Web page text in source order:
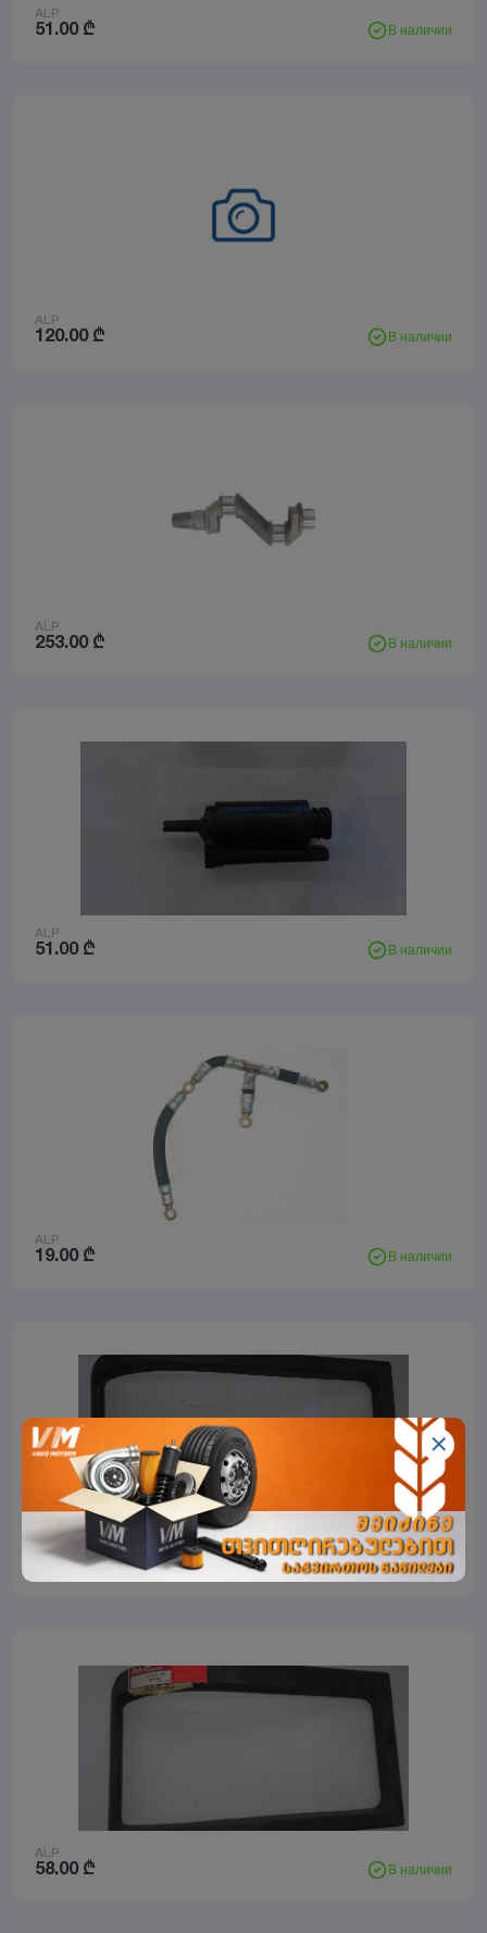
ALP
В наличии
51.00 ₾
ALP
В наличии
120.00 ₾
ALP
В наличии
253.00 ₾
ALP
В наличии
51.00 ₾
ALP
В наличии
19.00 ₾
ALP
В наличии
58.00 ₾
ALP
В наличии
58.00 ₾